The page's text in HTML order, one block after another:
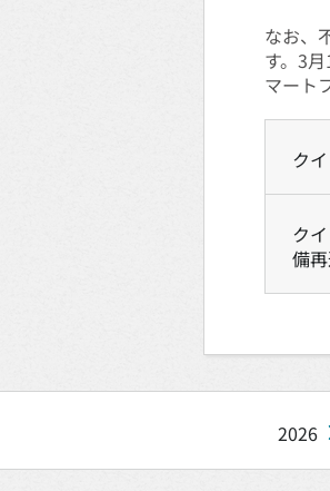
なお、
す。3
マート
ク
ク
備
2026